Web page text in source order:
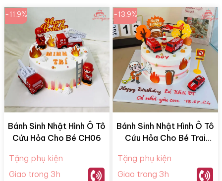
-11.9%
Bánh Sinh Nhật Hình Ô Tô
Cứu Hỏa Cho Bé CH06
Tặng phụ kiện
Giao trong 3h
-13.9%
Bánh Sinh Nhật Hình Ô Tô
Cứu Hỏa Cho Bé Trai
Tặng phụ kiện
Giao trong 3h